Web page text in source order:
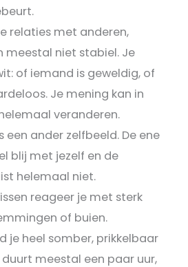
relaties met anderen,
meestal niet stabiel. Je
of iemand is geweldig, of
Je mening kan in
veranderen.
een ander zelfbeeld. De ene
blij met jezelf en de
helemaal niet.
reageer je met sterk
of buien.
je heel somber, prikkelbaar
duurt meestal een paar uur,